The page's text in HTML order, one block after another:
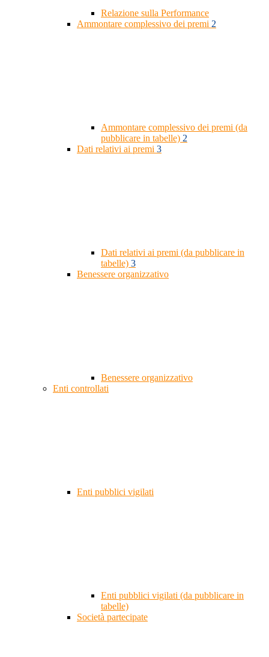
Relazione sulla Performance
Ammontare complessivo dei premi 2
Ammontare complessivo dei premi (da
pubblicare in tabelle) 2
Dati relativi ai premi 3
Dati relativi ai premi (da pubblicare in
tabelle) 3
Benessere organizzativo
Benessere organizzativo
Enti controllati
Enti pubblici vigilati
Enti pubblici vigilati (da pubblicare in
tabelle)
Società partecipate